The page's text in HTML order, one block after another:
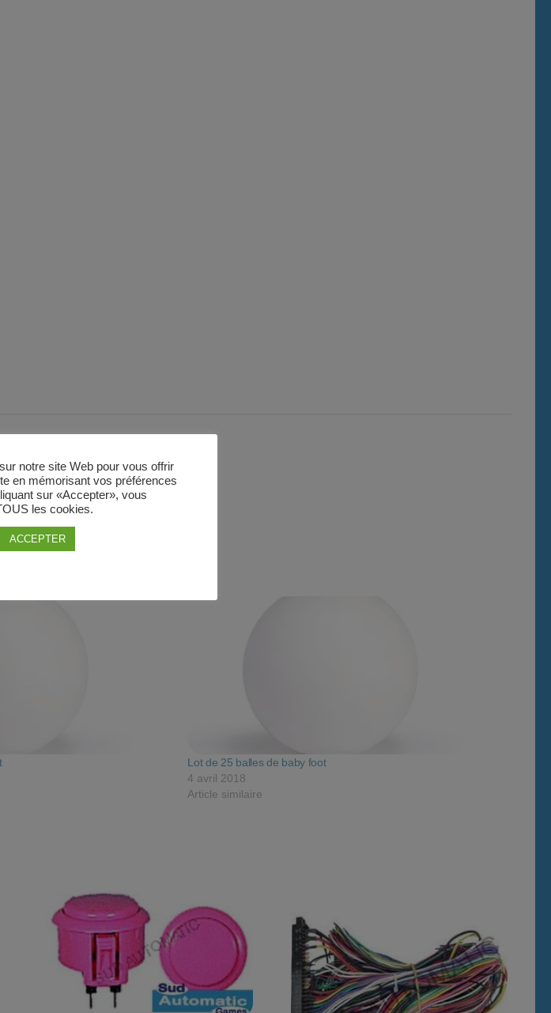
Lot de 25 balles de baby foot
4 avril 2018
Article similaire
notre site Web pour vous offrir
en mémorisant vos préférences
sur «Accepter», vous
les cookies.
ACCEPTER